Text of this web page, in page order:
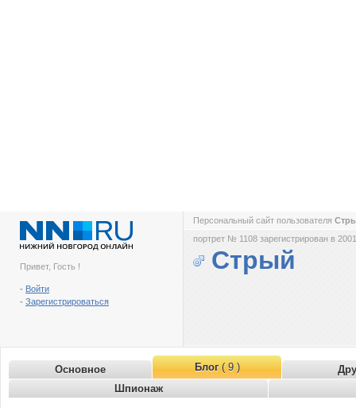
Привет, Гость !
- Войти
- Зарегистрироваться
Персональный сайт пользователя
портрет № 1108 зарегистрирован в
Стрый
Основное Блог( 9 )
Шпионаж